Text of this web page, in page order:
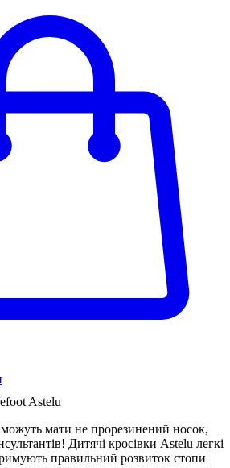
Astelu
можуть мати не прорезинений носок,
Дитячі кросівки Astelu легкі
правильний розвиток стопи